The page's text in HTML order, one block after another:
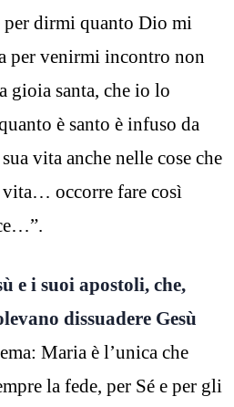
dirmi quanto Dio mi
per venirmi incontro non
gioia santa, che io lo
è santo è infuso da
vita anche nelle cose che
vita… occorre fare così
e i suoi apostoli, che,
dissuadere Gesù
Maria è l’unica che
la fede, per Sé e per gli